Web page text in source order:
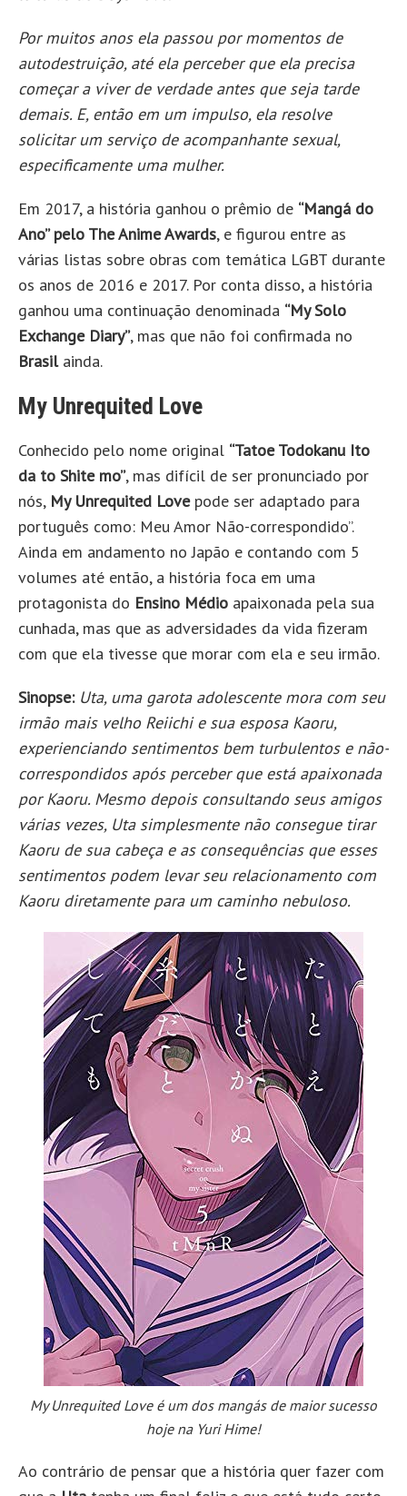
Por muitos anos ela passou por momentos de
autodestruição, até ela perceber que ela precisa
começar a viver de verdade antes que seja tarde
demais. E, então em um impulso, ela resolve
solicitar um serviço de acompanhante sexual,
especificamente uma mulher.
Em 2017, a história ganhou o prêmio de “Mangá do
Ano” pelo The Anime Awards, e figurou entre as
várias listas sobre obras com temática LGBT durante
os anos de 2016 e 2017. Por conta disso, a história
ganhou uma continuação denominada “My Solo
Exchange Diary”, mas que não foi confirmada no
Brasilainda.
My Unrequited Love
Conhecido pelo nome original “Tatoe Todokanu Ito
da to Shite mo”, mas difícil de ser pronunciado por
nós, My Unrequited Lovepode ser adaptado para
português como: Meu Amor Não-correspondido”.
Ainda em andamento no Japão e contando com 5
volumes até então, a história foca em uma
protagonista do Ensino Médio apaixonada pela sua
cunhada, mas que as adversidades da vida fizeram
com que ela tivesse que morar com ela e seu irmão.
Sinopse: Uta, uma garota adolescente mora com seu
irmão mais velho Reiichi e sua esposa Kaoru,
experienciando sentimentos bem turbulentos e não-
correspondidos após perceber que está apaixonada
por Kaoru. Mesmo depois consultando seus amigos
várias vezes, Uta simplesmente não consegue tirar
Kaoru de sua cabeça e as consequências que esses
sentimentos podem levar seu relacionamento com
Kaoru diretamente para um caminho nebuloso.
My Unrequited Love é um dos mangás de maior sucesso
hoje na Yuri Hime!
Ao contrário de pensar que a história quer fazer com